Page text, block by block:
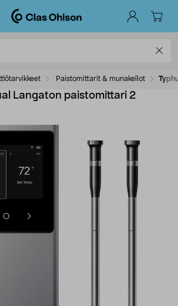
Paistomittarit & munakellot
Langaton paistomittari 2